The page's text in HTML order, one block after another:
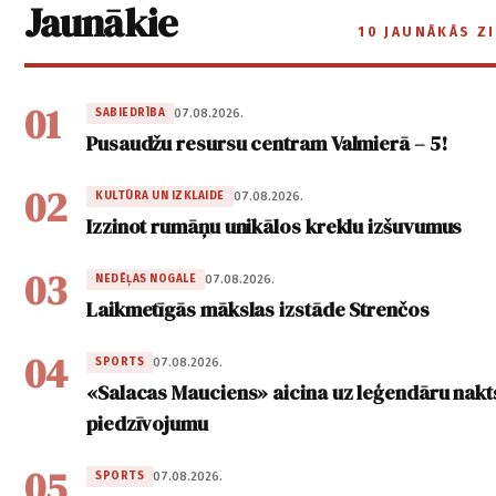
Jaunākie 10 JAUNĀKĀS
01 SABIEDRĪBA 07.08.2026.
Pusaudžu resursu centram Valmierā – 5!
02 KULTŪRA UN IZKLAIDE 07.08.2026.
Izzinot rumāņu unikālos kreklu izšuvumus
03 NEDĒĻAS NOGALE 07.08.2026.
Laikmetīgās mākslas izstāde Strenčos
04 SPORTS 07.08.2026.
«Salacas Mauciens» aicina uz leģendāru
piedzīvojumu
SPORTS 07.08.2026.